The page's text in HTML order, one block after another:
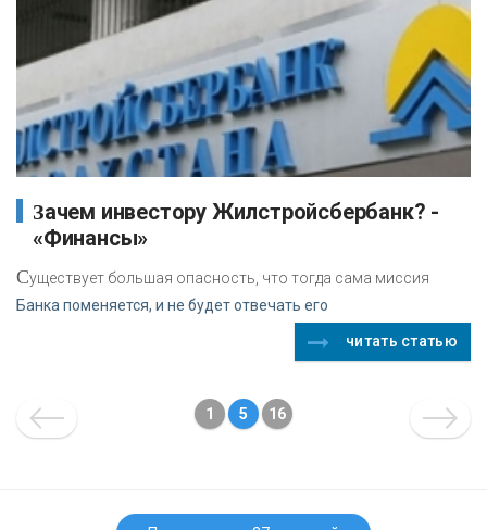
Зачем инвестору Жилстройсбербанк? -
«Финансы»
Существует большая опасность, что тогда сама миссия
Банка поменяется, и не будет отвечать его
читать статью
1 5 16